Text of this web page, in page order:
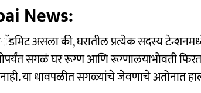
News:
असला की, घरातील प्रत्येक सदस्य
सगळं घर रूग्ण आणि रूग्णालयाभोवती
या धावपळीत सगळ्यांचे जेवणाचे अतोनात